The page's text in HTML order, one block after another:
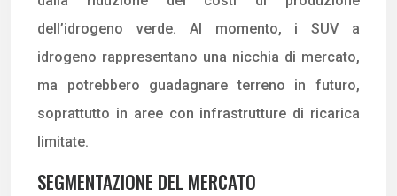
dell’idrogeno verde. Al momento, i SUV a
idrogeno rappresentano una nicchia di mercato,
ma potrebbero guadagnare terreno in futuro,
soprattutto in aree con infrastrutture di ricarica
limitate.
SEGMENTAZIONE DEL MERCATO